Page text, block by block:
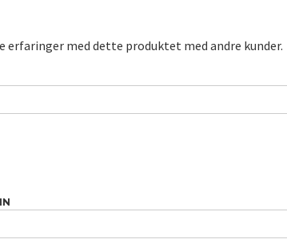
erfaringer med dette produktet med andre kunder.